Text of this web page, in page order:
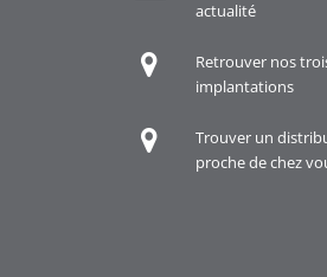
actualité
Retrouver nos
implantations
Trouver un
proche de chez